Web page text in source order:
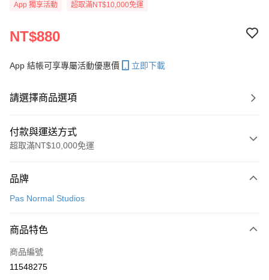
App 獨享活動 超取滿NT$10,000免運
NT$880
App 結帳可享專屬活動優惠價 立即下載
請選擇商品選項
付款與運送方式
超取滿NT$10,000免運
信用卡一次付款
LINE Pay
Apple Pay
品牌
Pas Normal Studios
商品特色
商品編號
11548275